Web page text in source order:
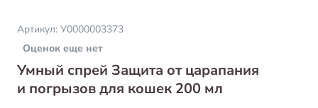
Артикул: У0000003373
Оценок еще нет
Умный спрей Защита от царапания
и погрызов для кошек 200 мл